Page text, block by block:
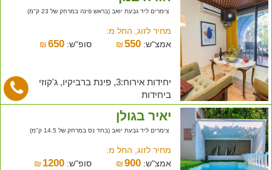
צימרים ליד גבעת יואב (בראש פינה במרחק של 23 ק"מ)
מחיר לזוג, החל מ:
אמצ"ש:
₪550 סופ"ש: ₪ 650
יחידות אירוח:3, פינת ברביקיו, ג'קוזי
ביחידות
יאיר בגולן
צימרים ליד גבעת יואב (בחד נס במרחק של 14.5 ק"מ)
מחיר לזוג, החל מ:
אמצ"ש:
₪900 סופ"ש: ₪ 1200